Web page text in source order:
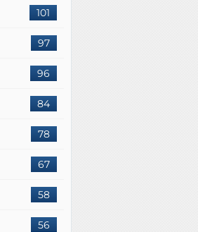
101
97
96
84
78
67
58
56